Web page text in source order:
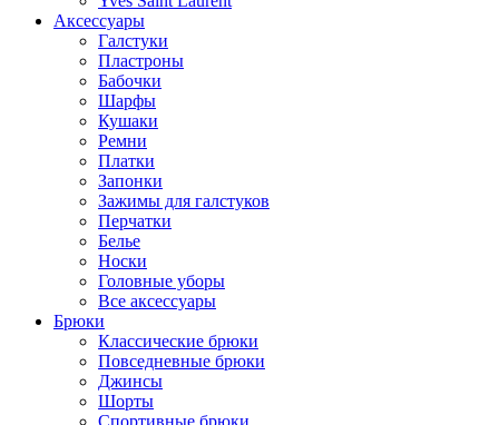
Аксессуары
Галстуки
Пластроны
Бабочки
Шарфы
Кушаки
Ремни
Платки
Запонки
Зажимы для галстуков
Перчатки
Белье
Носки
Головные уборы
Все аксессуары
Брюки
Классические брюки
Повседневные брюки
Джинсы
Шорты
Спортивные брюки